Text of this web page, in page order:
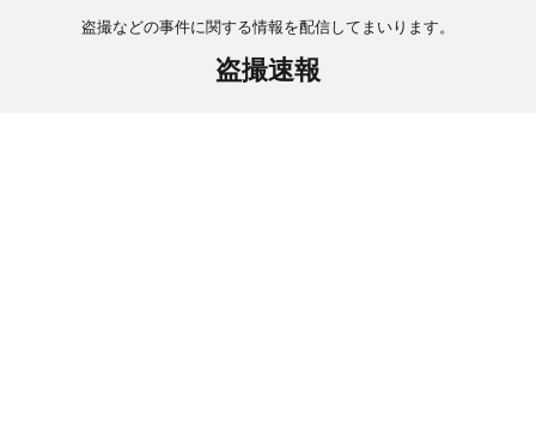
盗撮などの事件に関する情報を配信してまいります。
盗撮速報